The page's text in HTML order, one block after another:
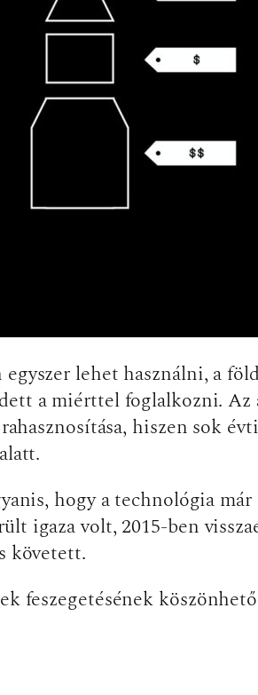
lehet használni, a
a miérttel foglalkozni.
hiszen sok
hogy a technológia már
igaza volt, 2015-ben
követett.
feszegetésének